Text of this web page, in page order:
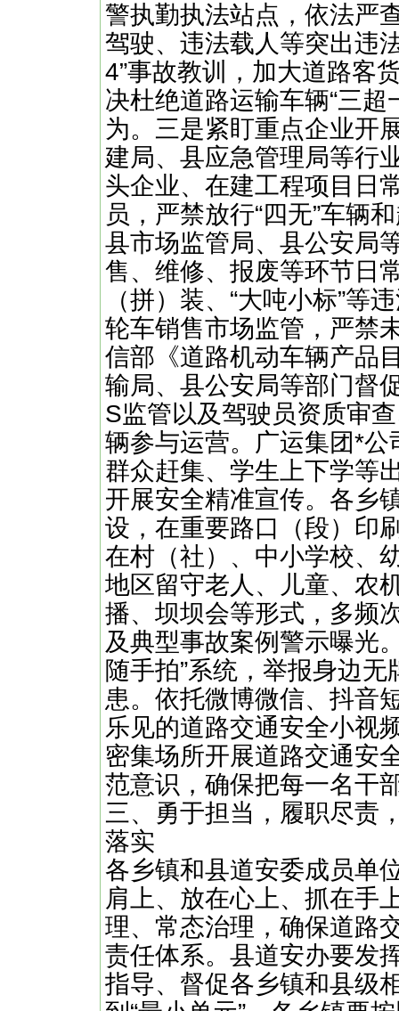
警执勤执法站点，依法严
驾驶、违法载人等突出违
4”事故教训，加大道路客
决杜绝道路运输车辆“三
为。三是紧盯重点企业开
建局、县应急管理局等行
头企业、在建工程项目日
员，严禁放行“四无”车辆
县市场监管局、县公安局
售、维修、报废等环节日
（拼）装、“大吨小标”等
轮车销售市场监管，严禁
信部《道路机动车辆产品
输局、县公安局等部门督
S监管以及驾驶员资质审
辆参与运营。广运集团*
群众赶集、学生上下学等
开展安全精准宣传。各乡
设，在重要路口（段）印
在村（社）、中小学校、
地区留守老人、儿童、农
播、坝坝会等形式，多频
及典型事故案例警示曝光
随手拍”系统，举报身边
患。依托微博微信、抖音
乐见的道路交通安全小视
密集场所开展道路交通安
范意识，确保把每一名干
三、勇于担当，履职尽责
落实
各乡镇和县道安委成员单
肩上、放在心上、抓在手
理、常态治理，确保道路
责任体系。县道安办要发
指导、督促各乡镇和县级